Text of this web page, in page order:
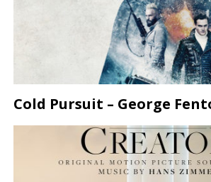
Cold Pursuit – George